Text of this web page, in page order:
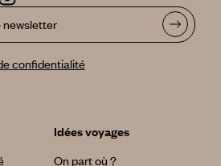
newsletter
confidentialité
Idées voyages
On part où ?